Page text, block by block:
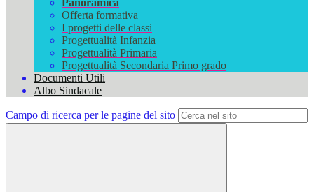
Panoramica
Offerta formativa
I progetti delle classi
Progettualità Infanzia
Progettualità Primaria
Progettualità Secondaria Primo grado
Documenti Utili
Albo Sindacale
Campo di ricerca per le pagine del sito